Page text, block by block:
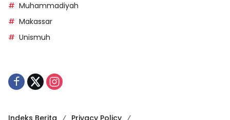
Muhammadiyah
Makassar
Unismuh